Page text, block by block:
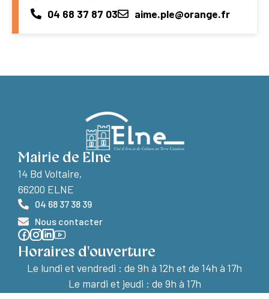
04 68 37 87 03
aime.ple@orange.fr
Mairie de Elne
14 Bd Voltaire,
66200 ELNE
04 68 37 38 39
Nous contacter
Horaires d'ouverture
Le lundi et vendredi : de 9h à 12h et de 14h à 17h
Le mardi et jeudi : de 9h à 17h